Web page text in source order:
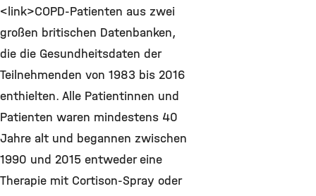
<link>COPD-Patienten aus zwei
großen britischen Datenbanken,
die die Gesundheitsdaten der
Teilnehmenden von 1983 bis 2016
enthielten. Alle Patientinnen und
Patienten waren mindestens 40
Jahre alt und begannen zwischen
1990 und 2015 entweder eine
Therapie mit Cortison-Spray oder